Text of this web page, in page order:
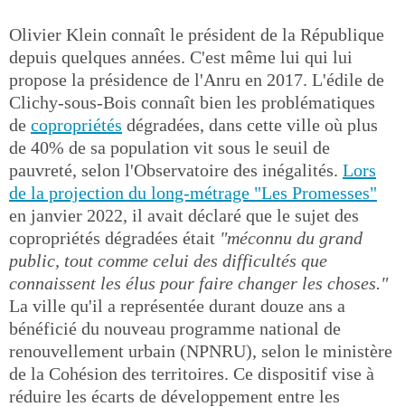
Olivier Klein connaît le président de la République
depuis quelques années. C'est même lui qui lui
propose la présidence de l'Anru en 2017. L'édile de
Clichy-sous-Bois connaît bien les problématiques
de copropriétés dégradées, dans cette ville où plus
de 40% de sa population vit sous le seuil de
pauvreté, selon l'Observatoire des inégalités. Lors
de la projection du long-métrage "Les Promesses"
en janvier 2022, il avait déclaré que le sujet des
copropriétés dégradées était "méconnu du grand
public, tout comme celui des difficultés que
connaissent les élus pour faire changer les choses."
La ville qu'il a représentée durant douze ans a
bénéficié du nouveau programme national de
renouvellement urbain (NPNRU), selon le ministère
de la Cohésion des territoires. Ce dispositif vise à
réduire les écarts de développement entre les